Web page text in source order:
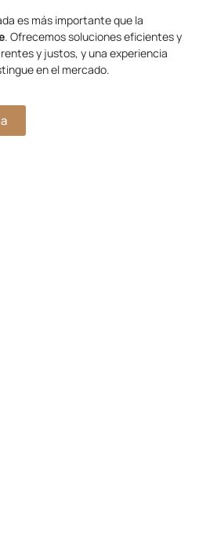
es más importante que la
. Ofrecemos soluciones eficientes y
y justos, y una experiencia
en el mercado.